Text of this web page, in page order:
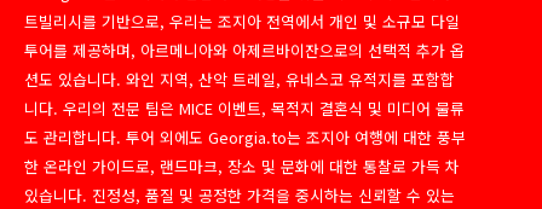
트빌리시를 기반으로, 우리는 조지아 전역에서 개인 및 소규모 다일
투어를 제공하며, 아르메니아와 아제르바이잔으로의 선택적 추가 옵
션도 있습니다. 와인 지역, 산악 트레일, 유네스코 유적지를 포함합
니다. 우리의 전문 팀은 MICE 이벤트, 목적지 결혼식 및 미디어 물류
도 관리합니다. 투어 외에도 Georgia.to는 조지아 여행에 대한 풍부
한 온라인 가이드로, 랜드마크, 장소 및 문화에 대한 통찰로 가득 차
있습니다. 진정성, 품질 및 공정한 가격을 중시하는 신뢰할 수 있는